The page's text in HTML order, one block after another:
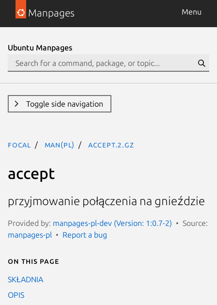
Manpages Menu
Ubuntu Manpages
Toggle side navigation
focal man(pl) accept.2.gz
accept
przyjmowanie połączenia na gnieździe
Provided by: manpages-pl-dev (Version: 1:0.7-2)
Source:
manpages-pl
Report a bug
On this page
SKŁADNIA
OPIS